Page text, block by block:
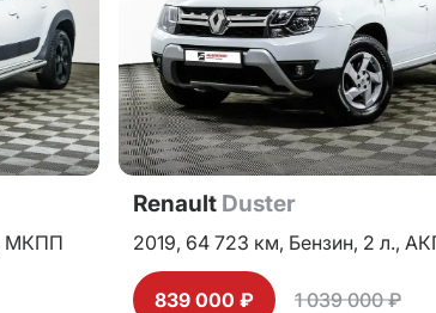
МКПП
Renault Duster
2019, 64 723 км, Бензин, 2 л.,
839 000 ₽ 1 039 000 ₽